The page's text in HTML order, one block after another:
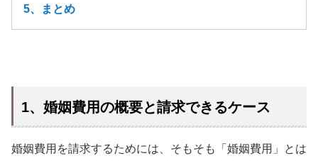
5、まとめ
1、婚姻費用の概要と請求できるケース
婚姻費用を請求するためには、そもそも「婚姻費用」とは